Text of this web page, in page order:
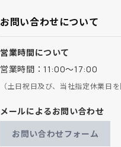
お問い合わせについて
営業時間について
営業時間：11:00～17:00
（土日祝日及び、当社指定休業日
メールによるお問い合わせ
お問い合わせフォーム